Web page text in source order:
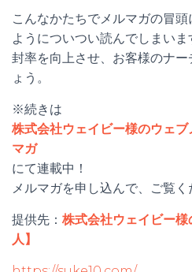
こんなかたちでメルマガの冒
ようについつい読んでしまい
封率を向上させ、お客様のナ
ょう。
※続きは
株式会社ウェイビー様のウェ
マガ
にて連載中！
メルマガを申し込んで、ご覧く
提供先： 株式会社ウェイビー
人】